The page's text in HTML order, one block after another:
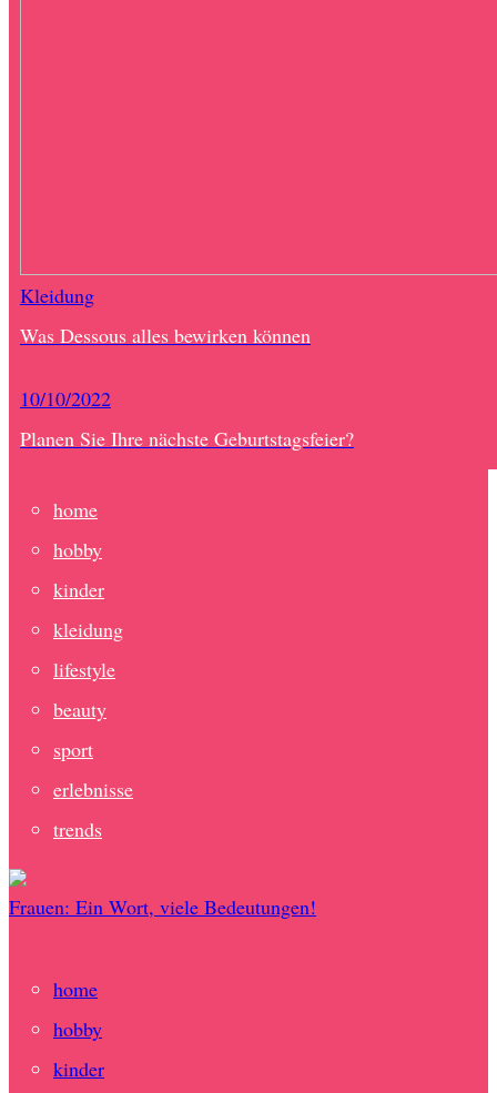
Kleidung
Was Dessous alles bewirken können
10/10/2022
Planen Sie Ihre nächste Geburtstagsfeier?
home
hobby
kinder
kleidung
lifestyle
beauty
sport
erlebnisse
trends
Frauen: Ein Wort, viele Bedeutungen!
home
hobby
kinder